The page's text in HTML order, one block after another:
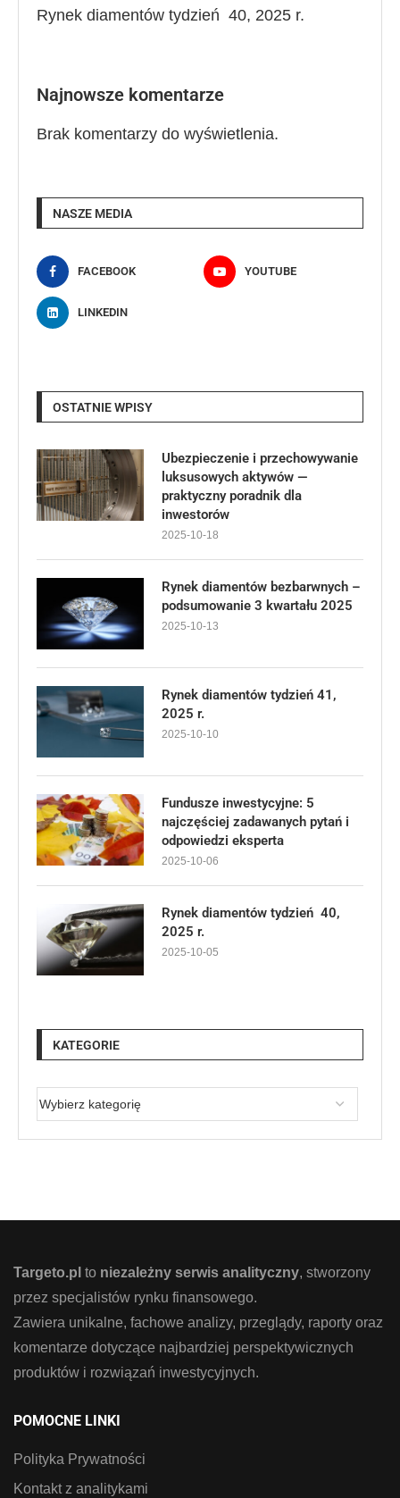
Rynek diamentów tydzień 40, 2025 r.
Najnowsze komentarze
Brak komentarzy do wyświetlenia.
NASZE MEDIA
FACEBOOK YOUTUBE
LINKEDIN
OSTATNIE WPISY
Ubezpieczenie i przechowywanie
luksusowych aktywów —
praktyczny poradnik dla
inwestorów
2025-10-18
Rynek diamentów bezbarwnych –
podsumowanie 3 kwartału 2025
2025-10-13
Rynek diamentów tydzień 41,
2025 r.
2025-10-10
Fundusze inwestycyjne: 5
najczęściej zadawanych pytań i
odpowiedzi eksperta
2025-10-06
Rynek diamentów tydzień 40,
2025 r.
2025-10-05
KATEGORIE
Targeto.pl to niezależny serwis analityczny, stworzony
przez specjalistów rynku finansowego.
Zawiera unikalne, fachowe analizy, przeglądy, raporty oraz
komentarze dotyczące najbardziej perspektywicznych
produktów i rozwiązań inwestycyjnych.
POMOCNE LINKI
Polityka Prywatności
Kontakt z analitykami